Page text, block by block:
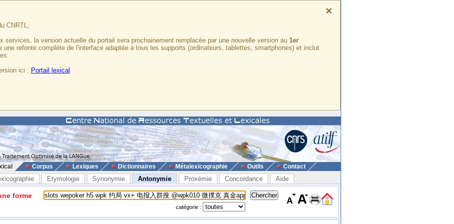
×
CNRTL,
services, la version actuelle du portail sera prochainement remplacée par une nouvelle version au 1er
une refonte complète de l'interface adaptée à tous les supports (ordinateurs, tablettes, smartphones) et inclut
ici : Portail lexical
Corpus Lexiques Dictionnaires Métalexicographie Outils Contact
Etymologie Synonymie Antonymie Proxémie Concordance Aide
forme
catégorie :